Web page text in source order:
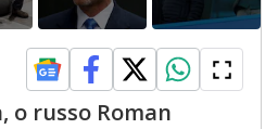
o russo Roman